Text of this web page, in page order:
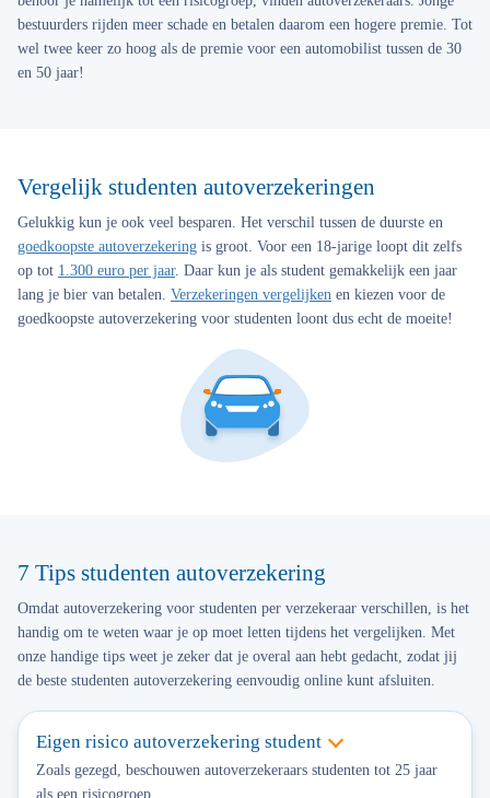
bestuurders rijden meer schade en betalen daarom een hogere premie. Tot
wel twee keer zo hoog als de premie voor een automobilist tussen de 30
en 50 jaar!
Vergelijk studenten autoverzekeringen
Gelukkig kun je ook veel besparen. Het verschil tussen de duurste en
goedkoopste autoverzekering is groot. Voor een 18-jarige loopt dit zelfs
op tot 1.300 euro per jaar. Daar kun je als student gemakkelijk een jaar
lang je bier van betalen. Verzekeringen vergelijken en kiezen voor de
goedkoopste autoverzekering voor studenten loont dus echt de moeite!
7 Tips studenten autoverzekering
Omdat autoverzekering voor studenten per verzekeraar verschillen, is het
handig om te weten waar je op moet letten tijdens het vergelijken. Met
onze handige tips weet je zeker dat je overal aan hebt gedacht, zodat jij
de beste studenten autoverzekering eenvoudig online kunt afsluiten.
Eigen risico autoverzekering student
Zoals gezegd, beschouwen autoverzekeraars studenten tot 25 jaar
als een risicogroep.